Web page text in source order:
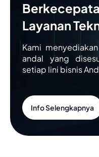
Layanan
Kami
andal yang
setiap lini bisnis
Info Selengkapnya